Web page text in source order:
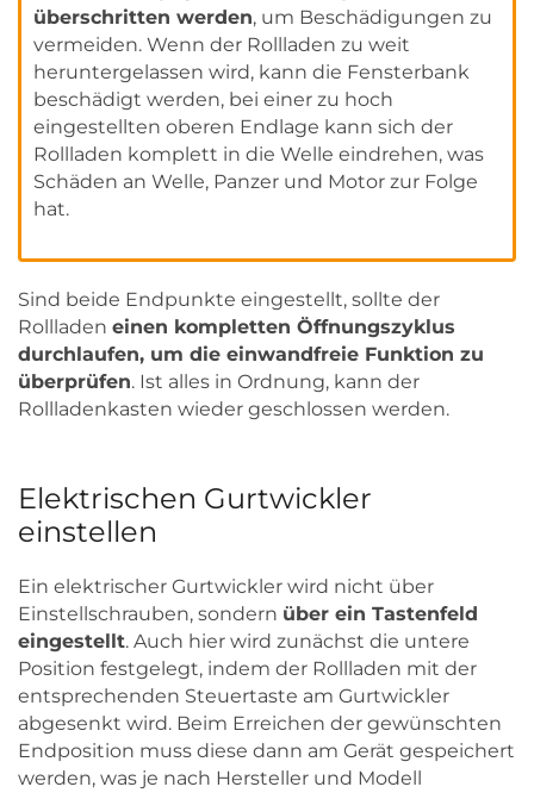
überschritten werden, um Beschädigungen zu
vermeiden. Wenn der Rollladen zu weit
heruntergelassen wird, kann die Fensterbank
beschädigt werden, bei einer zu hoch
eingestellten oberen Endlage kann sich der
Rollladen komplett in die Welle eindrehen, was
Schäden an Welle, Panzer und Motor zur Folge
hat.
Sind beide Endpunkte eingestellt, sollte der
Rollladen einen kompletten Öffnungszyklus
durchlaufen, um die einwandfreie Funktion zu
überprüfen. Ist alles in Ordnung, kann der
Rollladenkasten wieder geschlossen werden.
Elektrischen Gurtwickler
einstellen
Ein elektrischer Gurtwickler wird nicht über
Einstellschrauben, sondern über ein Tastenfeld
eingestellt. Auch hier wird zunächst die untere
Position festgelegt, indem der Rollladen mit der
entsprechenden Steuertaste am Gurtwickler
abgesenkt wird. Beim Erreichen der gewünschten
Endposition muss diese dann am Gerät gespeichert
werden, was je nach Hersteller und Modell